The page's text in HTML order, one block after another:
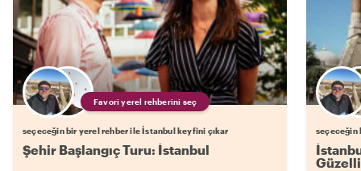
Favori yerel rehberini seç
seçeceğin bir yerel rehber ile İstanbul keyfini çıkar
Şehir Başlangıç Turu: İstanbul
seçeceğin